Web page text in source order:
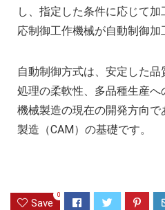
し、指定した条件に応じて
応制御工作機械が自動制御加
自動制御方式は、安定した
処理の柔軟性、多品種生産へ
機械製造の現在の開発方向
製造（CAM）の基礎です。
Save
0